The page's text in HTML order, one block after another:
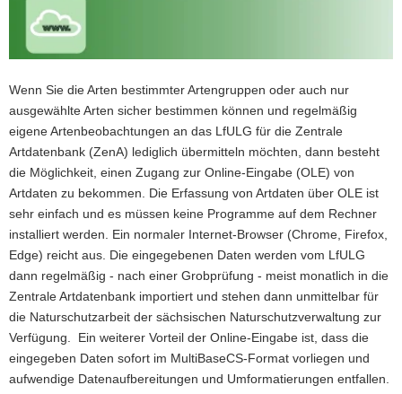
i
f
e
n
d
e
N
a
v
i
g
a
t
i
o
i
o
n
a
t
i
o
n
h
Wenn Sie die Arten bestimmter Artengruppen oder auch nur
ausgewählte Arten sicher bestimmen können und regelmäßig
eigene Artenbeobachtungen an das LfULG für die Zentrale
Artdatenbank (ZenA) lediglich übermitteln möchten, dann besteht
die Möglichkeit, einen Zugang zur Online-Eingabe (OLE) von
Artdaten zu bekommen. Die Erfassung von Artdaten über OLE ist
sehr einfach und es müssen keine Programme auf dem Rechner
installiert werden. Ein normaler Internet-Browser (Chrome, Firefox,
Edge) reicht aus. Die eingegebenen Daten werden vom LfULG
dann regelmäßig - nach einer Grobprüfung - meist monatlich in die
Zentrale Artdatenbank importiert und stehen dann unmittelbar für
die Naturschutzarbeit der sächsischen Naturschutzverwaltung zur
Verfügung. Ein weiterer Vorteil der Online-Eingabe ist, dass die
eingegeben Daten sofort im MultiBaseCS-Format vorliegen und
aufwendige Datenaufbereitungen und Umformatierungen entfallen.